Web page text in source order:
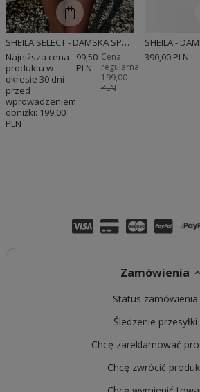
SHEILA SELECT - DAMSKA SPÓDNICZKA BEŻOWA BOMBKA 'EVIA'
Cena
regularna:
199,00
PLN
99,50
PLN
Najniższa cena
produktu w
okresie 30 dni
przed
wprowadzeniem
obniżki: 199,00
PLN
390,00 PLN
Zamówienia
Status zamówienia
Śledzenie przesyłki
Chcę zareklamować
Chcę zwrócić